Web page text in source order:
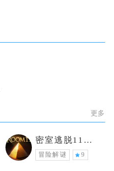
更多
密室逃脱11逃
出神秘金字塔
冒险解谜 9